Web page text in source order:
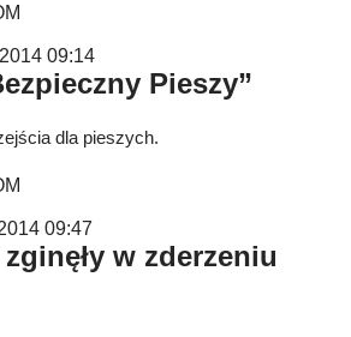
09:14
Pieszy”
dla pieszych.
09:47
w zderzeniu